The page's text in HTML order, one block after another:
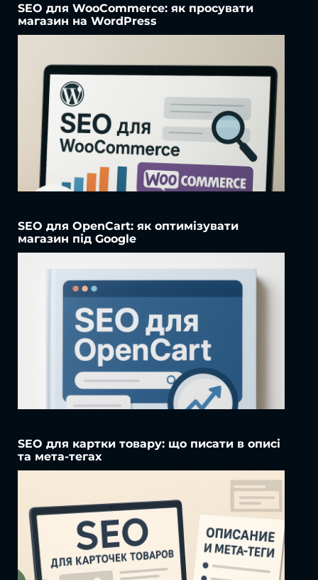
SEO для WooCommerce: як просувати
магазин на WordPress
SEO для OpenCart: як оптимізувати
магазин під Google
SEO для картки товару: що писати в описі
та мета-тегах